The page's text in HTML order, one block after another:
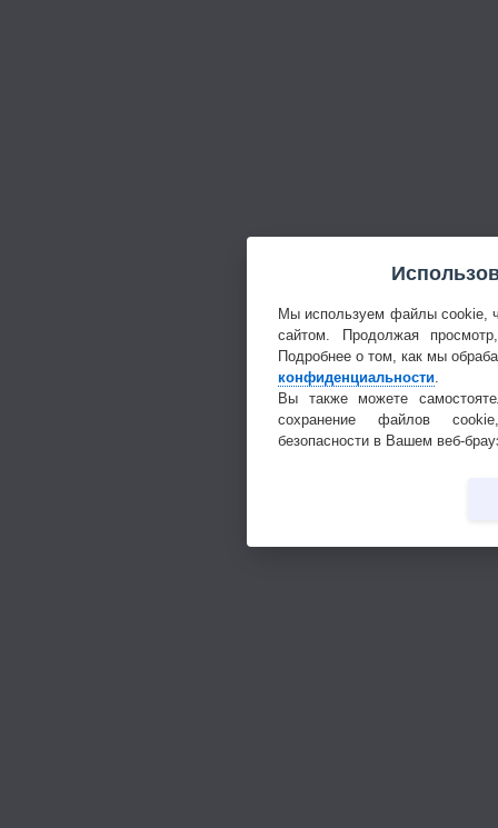
Мы используем файлы cookie,
сайтом. Продолжая
Подробнее о том, как мы
конфиденциальности
Вы также можете
сохранение файлов
безопасности в Вашем веб-